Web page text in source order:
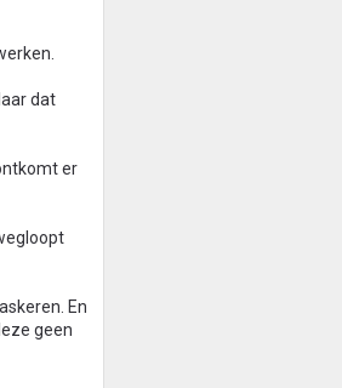
dat
er
En
geen